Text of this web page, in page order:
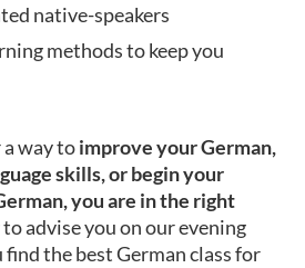
native-speakers
methods to keep you
way toimprove your German,
skills, or begin your
you are in the right
advise you on our evening
find the best German class for